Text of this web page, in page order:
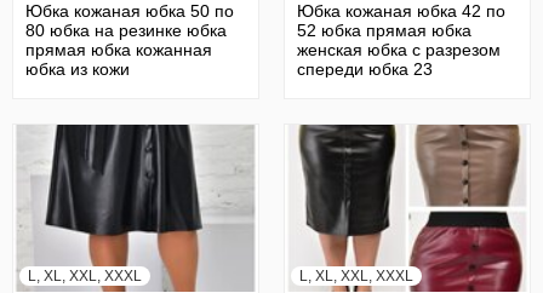
Юбка кожаная юбка 50 по
80 юбка на резинке юбка
прямая юбка кожанная
юбка из кожи
Юбка кожаная юбка 42 по
52 юбка прямая юбка
женская юбка с разрезом
спереди юбка 23
L, XL, XXL, XXXL L, XL, XXL, XXXL